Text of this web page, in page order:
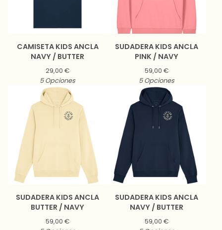
CAMISETA KIDS ANCLA
NAVY / BUTTER
29,00 €
5 Opciones
SUDADERA KIDS ANCLA
PINK / NAVY
59,00 €
5 Opciones
SUDADERA KIDS ANCLA
BUTTER / NAVY
59,00 €
SUDADERA KIDS ANCLA
NAVY / BUTTER
59,00 €